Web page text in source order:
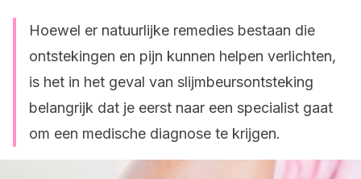
Hoewel er natuurlijke remedies bestaan die
ontstekingen en pijn kunnen helpen verlichten,
is het in het geval van slijmbeursontsteking
belangrijk dat je eerst naar een specialist gaat
om een medische diagnose te krijgen.